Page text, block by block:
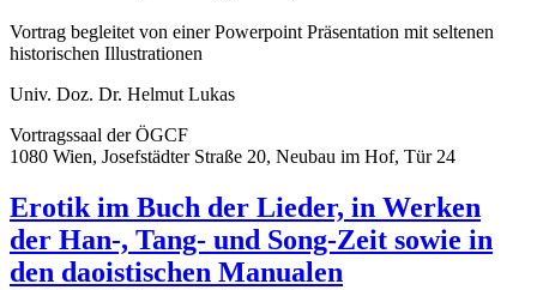
Vortrag begleitet von einer Powerpoint Präsentation mit seltenen
historischen Illustrationen
Univ. Doz. Dr. Helmut Lukas
Vortragssaal der ÖGCF
1080 Wien, Josefstädter Straße 20, Neubau im Hof, Tür 24
Erotik im Buch der Lieder, in Werken
der Han-, Tang- und Song-Zeit sowie in
den daoistischen Manualen